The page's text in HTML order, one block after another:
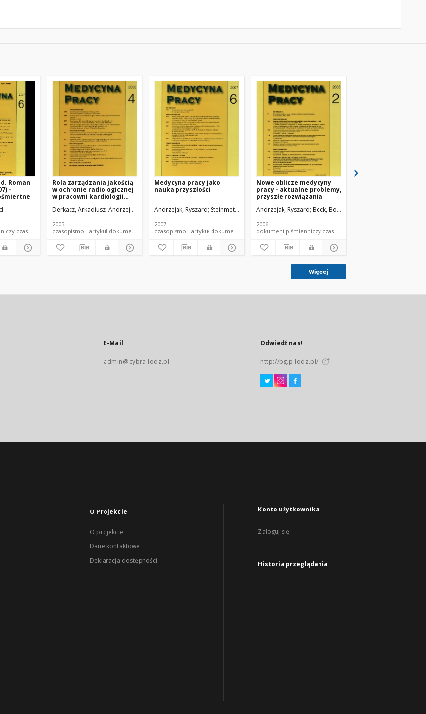
Ryszard Sieradzka, Urszula
Roman
-
dokument piśmienniczy czasopismo - artykuł
Rola zarządzania jakością
w ochronie radiologicznej
w pracowni kardiologii
Derkacz, Arkadiusz Andrzejak, Ryszard
2005
czasopismo - artykuł dokument piśmienniczy
Medycyna pracy jako
nauka przyszłości
Andrzejak, Ryszard Steinmetz-Beck, Aleksandra
2007
czasopismo - artykuł dokument piśmienniczy
Nowe oblicze medycyny
pracy - aktualne problemy,
przyszłe rozwiązania
Andrzejak, Ryszard Beck, Bogusław
2006
dokument piśmienniczy czasopismo - artykuł
Więcej
E-Mail
admin@cybra.lodz.pl
Odwiedź nas!
http://bg.p.lodz.pl/
O Projekcie
O projekcie
Dane kontaktowe
Deklaracja dostępności
Konto użytkownika
Zaloguj się
Historia przeglądania